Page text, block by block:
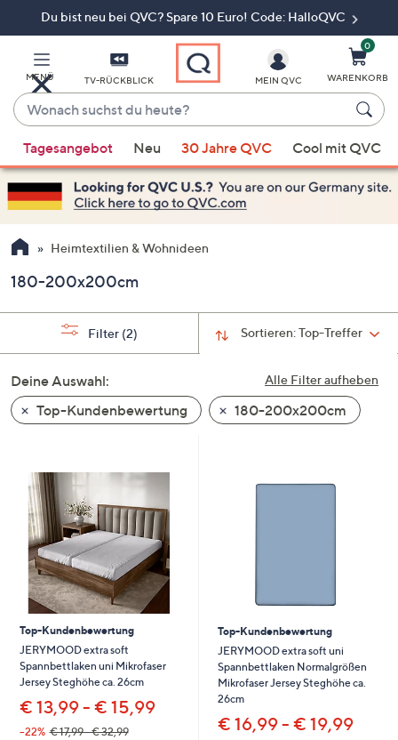
Du bist neu bei QVC? Spare 10 Euro! Code: HalloQVC
MENÜ TV-RÜCKBLICK
Wonach
suchst
du
heute?
Vorschläge
verfügbar
sind,
verwenden
Sie
Pfeiltasten
nach
und
nach
unten
oder
Touch-
Geräten
nach
links
bzw.
rechts,
um
diese
anzuzeigen.
MEIN QVC
0
WARENKORB
Tagesangebot Neu 30 Jahre QVC Cool mit QVC
Heimtextilien & Wohnideen
180-200x200cm
Sortieren:Top-Treffer
Filter (2)
Alle Filter aufheben
Deine Auswahl:
Top-Kundenbewertung
180-200x200cm
Top-Kundenbewertung
JERYMOOD extra soft
Spannbettlaken uni Mikrofaser
Jersey Steghöhe ca. 26cm
€ 13,99 - € 15,99
--22% € 17,99 - € 32,99
Top-Kundenbewertung
JERYMOOD extra soft uni
Spannbettlaken Normalgrößen
Mikrofaser Jersey Steghöhe ca.
26cm
€ 16,99 - € 19,99